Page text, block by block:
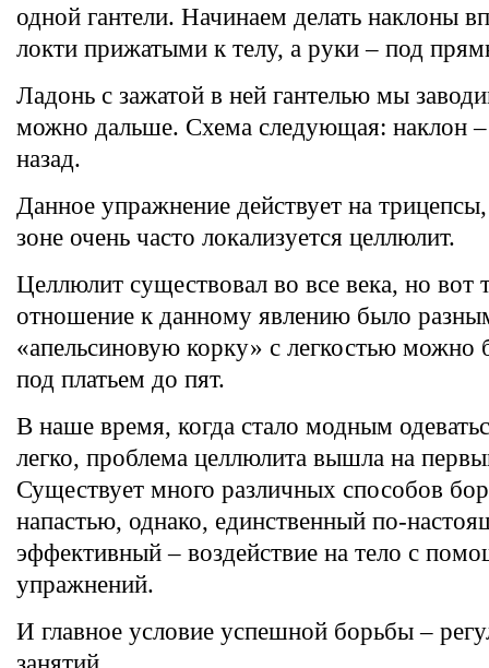
одной гантели. Начинаем делать наклоны
локти прижатыми к телу, а руки – под
Ладонь с зажатой в ней гантелью мы
можно дальше. Схема следующая: наклон –
назад.
Данное упражнение действует на
зоне очень часто локализуется целлюлит.
Целлюлит существовал во все века, но вот
отношение к данному явлению было
«апельсиновую корку» с легкостью можно
под платьем до пят.
В наше время, когда стало модным
легко, проблема целлюлита вышла на
Существует много различных способов
напастью, однако, единственный по-
эффективный – воздействие на тело с
упражнений.
И главное условие успешной борьбы –